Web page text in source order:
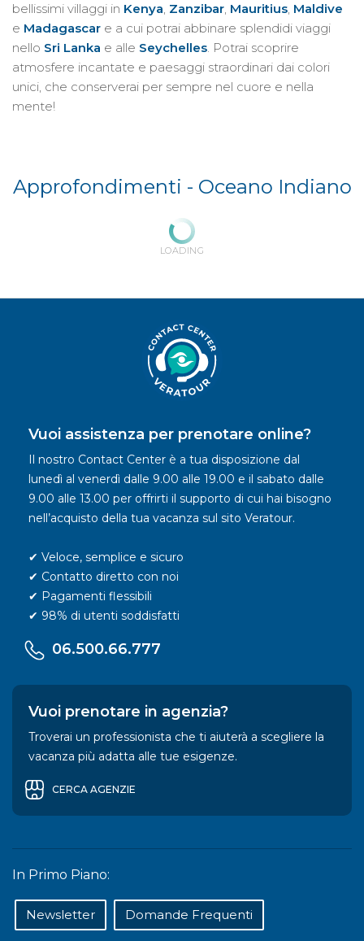
bellissimi villaggi in Kenya Zanzibar Mauritius Maldive
e Madagascar e a cui potrai abbinare splendidi viaggi
nello Sri Lanka e alle Seychelles . Potrai scoprire
atmosfere incantate e paesaggi straordinari dai colori
unici, che conserverai per sempre nel cuore e nella
mente!
Approfondimenti - Oceano Indiano
LOADING
Vuoi assistenza per prenotare online?
Il nostro Contact Center è a tua disposizione dal
lunedì al venerdì dalle 9.00 alle 19.00 e il sabato dalle
9.00 alle 13.00 per offrirti il supporto di cui hai bisogno
nell’acquisto della tua vacanza sul sito Veratour.
✔ Veloce, semplice e sicuro
✔ Contatto diretto con noi
✔ Pagamenti flessibili
✔ 98% di utenti soddisfatti
06.500.66.777
Vuoi prenotare in agenzia?
Troverai un professionista che ti aiuterà a scegliere la
vacanza più adatta alle tue esigenze.
CERCA AGENZIE
In Primo Piano:
Newsletter Domande Frequenti